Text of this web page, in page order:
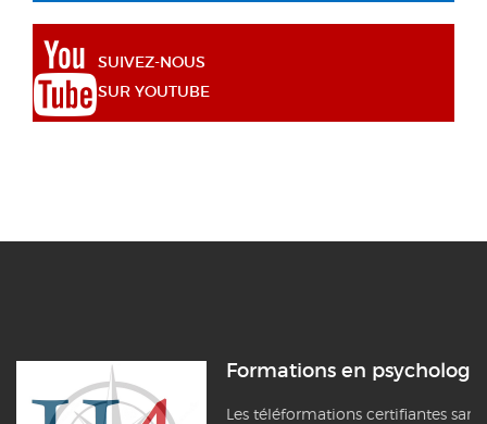
SUIVEZ-NOUS
SUR YOUTUBE
Formations en psychologie
Les téléformations certifiantes